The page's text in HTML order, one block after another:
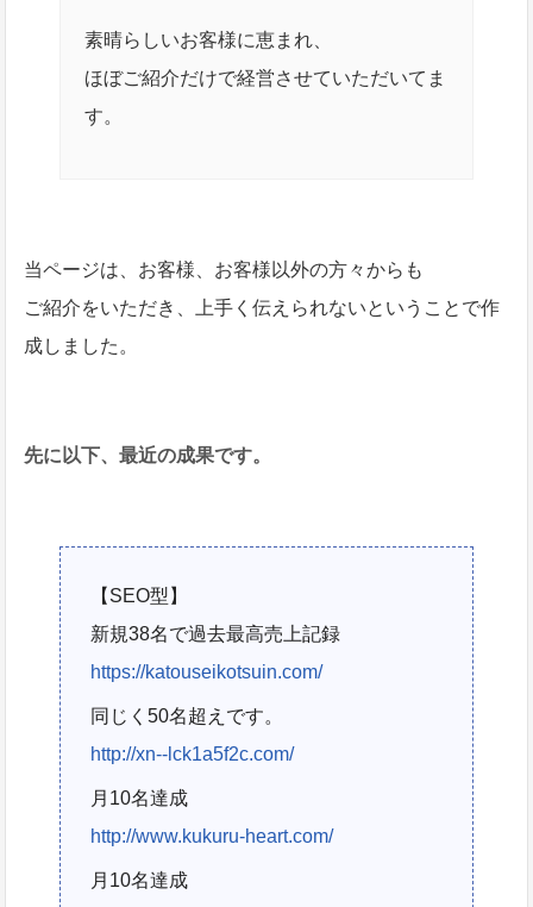
素晴らしいお客様に恵まれ、
ほぼご紹介だけで経営させていただいてま
す。
当ページは、お客様、お客様以外の方々からも
ご紹介をいただき、上手く伝えられないということで作
成しました。
先に以下、最近の成果です。
【SEO型】
新規38名で過去最高売上記録
https://katouseikotsuin.com/
同じく50名超えです。
http://xn--lck1a5f2c.com/
月10名達成
http://www.kukuru-heart.com/
月10名達成